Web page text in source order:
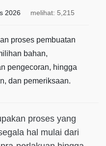
2026 melihat: 5,215
proses pembuatan
bahan,
pengecoran, hingga
dan pemeriksaan.
proses yang
hal mulai dari